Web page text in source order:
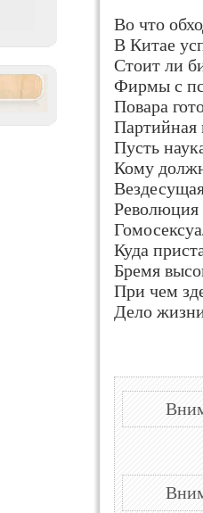
Во что
В Китае
Стоит ли
Фирмы с
Повара
Пусть
Кому
Революция
Куда
Бремя
При чем
Дело